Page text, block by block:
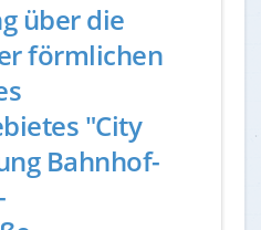
über die
förmlichen
"City
Bahnhof-